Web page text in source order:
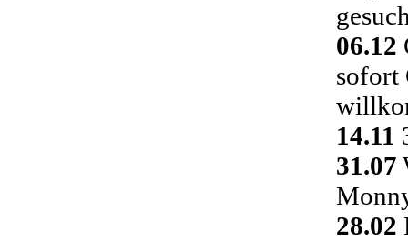
06.12
sofort
14.11
31.07
28.02